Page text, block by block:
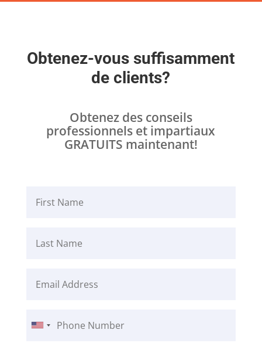
Obtenez-vous suffisamment
de clients?
Obtenez des conseils
professionnels et impartiaux
GRATUITS maintenant!
Name
Name
Address
Number